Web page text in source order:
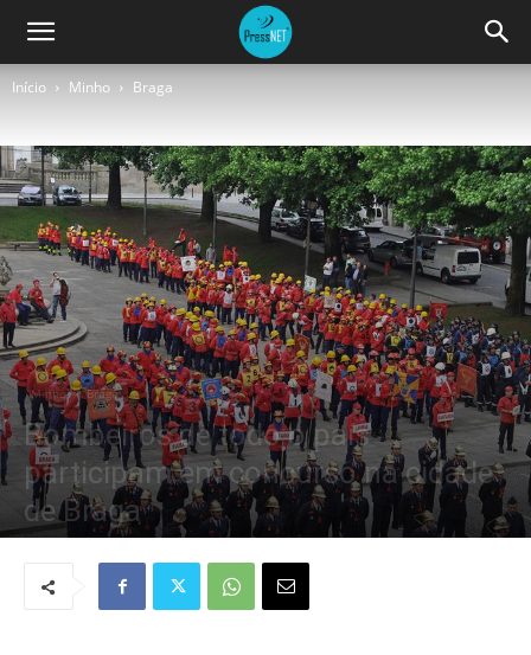
Início Minho Braga
Minho Braga
Bombeiros de todo o país
participam em concurso na cidade
de Braga